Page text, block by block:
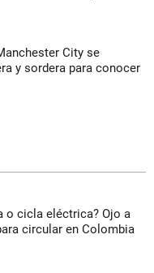
City se
y sordera para conocer
o cicla eléctrica? Ojo a
circular en Colombia